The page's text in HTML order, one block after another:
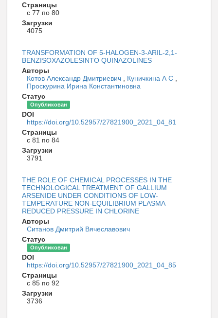
Страницы
с 77 по 80
Загрузки
4075
TRANSFORMATION OF 5-HALOGEN-3-ARIL-2,1-
BENZISOXAZOLESINTO QUINAZOLINES
Авторы
Котов Александр Дмитриевич
Куничкина А С
Проскурина Ирина Константиновна
Статус
Опубликован
DOI
https://doi.org/10.52957/27821900_2021_04_81
Страницы
с 81 по 84
Загрузки
3791
THE ROLE OF CHEMICAL PROCESSES IN THE
TECHNOLOGICAL TREATMENT OF GALLIUM
ARSENIDE UNDER CONDITIONS OF LOW-
TEMPERATURE NON-EQUILIBRIUM PLASMA
REDUCED PRESSURE IN CHLORINE
Авторы
Ситанов Дмитрий Вячеславович
Статус
Опубликован
DOI
https://doi.org/10.52957/27821900_2021_04_85
Страницы
с 85 по 92
Загрузки
3736